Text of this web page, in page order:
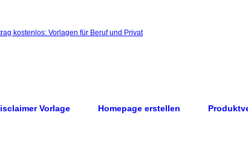
Vorlage Homepage erstellen